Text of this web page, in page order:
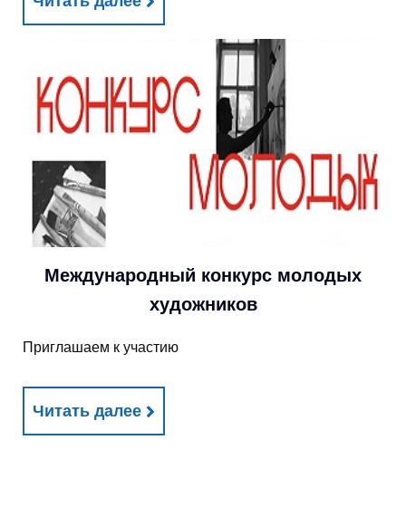
Международный конкурс молодых
художников
Приглашаем к участию
Читать далее